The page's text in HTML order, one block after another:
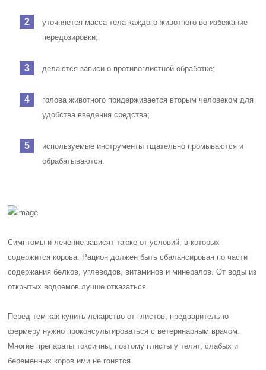
уточняется масса тела каждого животного во избежание
передозировки;
делаются записи о противоглистной обработке;
голова животного придерживается вторым человеком для
удобства введения средства;
используемые инструменты тщательно промываются и
обрабатываются.
Симптомы и лечение зависят также от условий, в которых
содержится корова. Рацион должен быть сбалансирован по части
содержания белков, углеводов, витаминов и минералов. От воды из
открытых водоемов лучше отказаться.
Перед тем как купить лекарство от глистов, предварительно
фермеру нужно проконсультироваться с ветеринарным врачом.
Многие препараты токсичны, поэтому глисты у телят, слабых и
беременных коров ими не гонятся.